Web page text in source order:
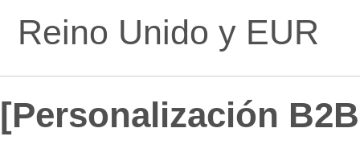
Reino Unido y EUR
[Personalización